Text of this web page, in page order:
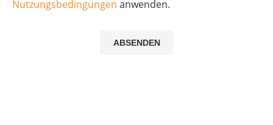
Nutzungsbedingungen anwenden.